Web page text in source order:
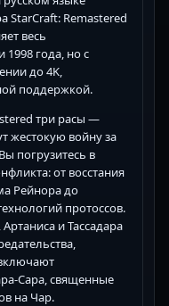
StarCraft: Remastered
весь
года, но с
до 4K,
поддержкой.
три расы —
жестокую войну за
погрузитесь в
от восстания
Рейнора до
протоссов.
и Тассадара
Сара, священные
на Чар.